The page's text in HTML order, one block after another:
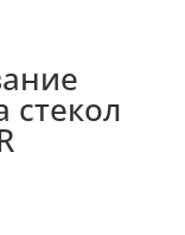
стекол